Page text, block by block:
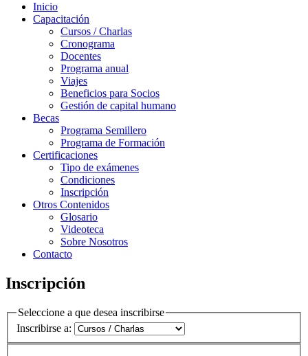
Inicio
Capacitación
Cursos / Charlas
Cronograma
Docentes
Programa anual
Viajes
Beneficios para Socios
Gestión de capital humano
Becas
Programa Semillero
Programa de Formación
Certificaciones
Tipo de exámenes
Condiciones
Inscripción
Otros Contenidos
Glosario
Videoteca
Sobre Nosotros
Contacto
Inscripción
Seleccione a que desea inscribirse
Inscribirse a: